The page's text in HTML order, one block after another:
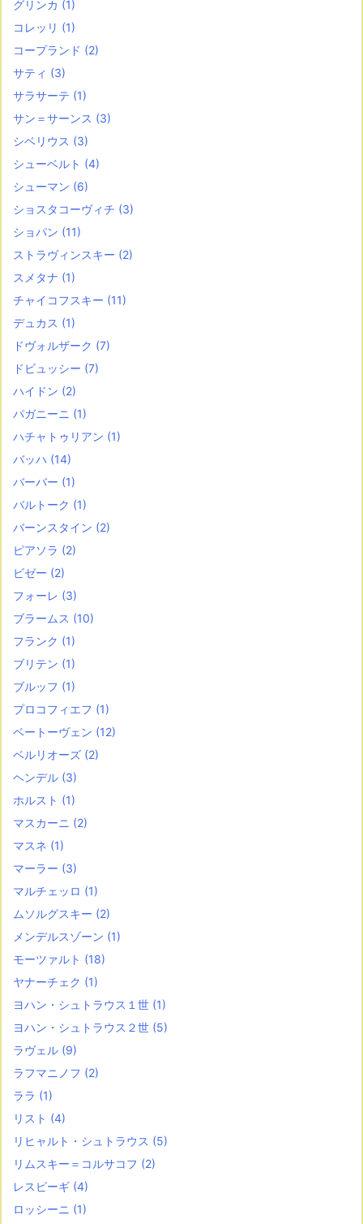
グリンカ (1)
コレッリ (1)
コープランド (2)
サティ (3)
サラサーテ (1)
サン＝サーンス (3)
シベリウス (3)
シューベルト (4)
シューマン (6)
ショスタコーヴィチ (3)
ショパン (11)
ストラヴィンスキー (2)
スメタナ (1)
チャイコフスキー (11)
デュカス (1)
ドヴォルザーク (7)
ドビュッシー (7)
ハイドン (2)
パガニーニ (1)
ハチャトゥリアン (1)
バッハ (14)
バーバー (1)
バルトーク (1)
バーンスタイン (2)
ピアソラ (2)
ビゼー (2)
フォーレ (3)
ブラームス (10)
フランク (1)
ブリテン (1)
ブルッフ (1)
プロコフィエフ (1)
ベートーヴェン (12)
ベルリオーズ (2)
ヘンデル (3)
ホルスト (1)
マスカーニ (2)
マスネ (1)
マーラー (3)
マルチェッロ (1)
ムソルグスキー (2)
メンデルスゾーン (1)
モーツァルト (18)
ヤナーチェク (1)
ヨハン・シュトラウス１世 (1)
ヨハン・シュトラウス２世 (5)
ラヴェル (9)
ラフマニノフ (2)
ララ (1)
リスト (4)
リヒャルト・シュトラウス (5)
リムスキー＝コルサコフ (2)
レスピーギ (4)
ロッシーニ (1)